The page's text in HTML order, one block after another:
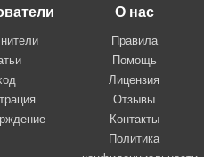
О нас
Правила
Помощь
Лицензия
Отзывы
Контакты
Политика